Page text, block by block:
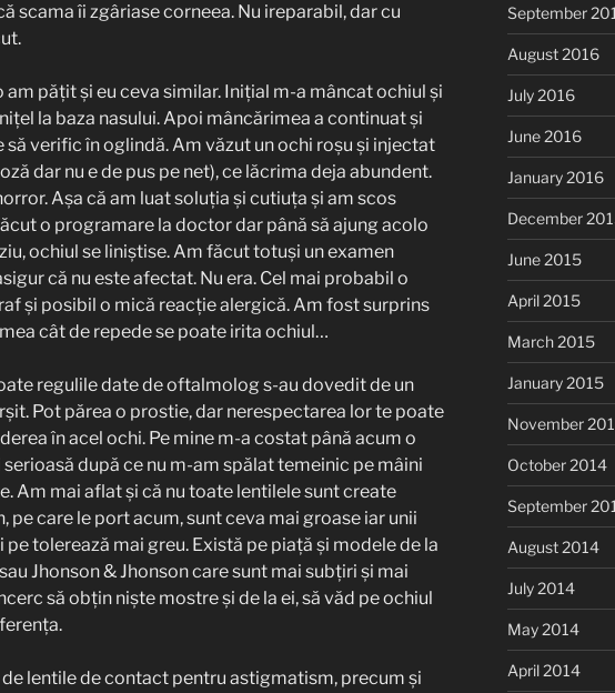
scama îi zgâriase corneea. Nu ireparabil, dar cu
am pățit și eu ceva similar. Inițial m-a mâncat ochiul și
la baza nasului. Apoi mâncărimea a continuat și
să verific în oglindă. Am văzut un ochi roșu și injectat
dar nu e de pus pe net), ce lăcrima deja abundent.
Așa că am luat soluția și cutiuța și am scos
o programare la doctor dar până să ajung acolo
ochiul se liniștise. Am făcut totuși un examen
că nu este afectat. Nu era. Cel mai probabil o
și posibil o mică reacție alergică. Am fost surprins
cât de repede se poate irita ochiul…
regulile date de oftalmolog s-au dovedit de un
Pot părea o prostie, dar nerespectarea lor te poate
în acel ochi. Pe mine m-a costat până acum o
după ce nu m-am spălat temeinic pe mâini
Am mai aflat și că nu toate lentilele sunt create
pe care le port acum, sunt ceva mai groase iar unii
tolerează mai greu. Există pe piață și modele de la
Jhonson & Jhonson care sunt mai subțiri și mai
să obțin niște mostre și de la ei, să văd pe ochiul
lentile de contact pentru astigmatism, precum și
September
August 2016
July 2016
June 2016
January 2016
December
June 2015
April 2015
March 2015
January 2015
November
October 2014
September
August 2014
July 2014
May 2014
April 2014